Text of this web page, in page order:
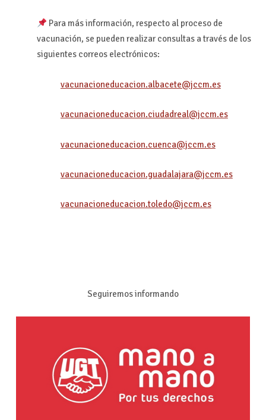
Para más información, respecto al proceso de
vacunación, se pueden realizar consultas a través de los
siguientes correos electrónicos:
vacunacioneducacion.albacete@jccm.es
vacunacioneducacion.ciudadreal@jccm.es
vacunacioneducacion.cuenca@jccm.es
vacunacioneducacion.guadalajara@jccm.es
vacunacioneducacion.toledo@jccm.es
Seguiremos informando